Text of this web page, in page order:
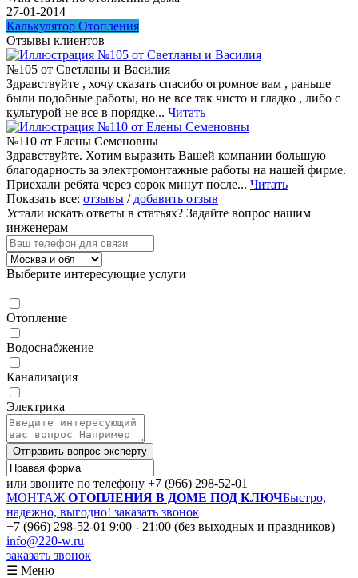
27-01-2014
Калькулятор Отопления
Отзывы клиентов
№105 от Светланы и Василия
Здравствуйте , хочу сказать спасибо огромное вам , раньше
были подобные работы, но не все так чисто и гладко , либо с
культурой не все в порядке... Читать
№110 от Елены Семеновны
Здравствуйте. Хотим выразить Вашей компании большую
благодарность за электромонтажные работы на нашей фирме.
Приехали ребята через сорок минут после... Читать
Показать все: отзывы / добавить отзыв
Устали искать ответы в статьях? Задайте вопрос нашим
инженерам
Выберите интересующие услуги
Отопление
Водоснабжение
Канализация
Электрика
Отправить вопрос эксперту
или звоните по телефону +7 (966) 298-52-01
МОНТАЖ ОТОПЛЕНИЯ В ДОМЕ ПОД КЛЮЧБыстро,
надежно, выгодно! заказать звонок
+7 (966) 298-52-01 9:00 - 21:00 (без выходных и праздников)
info@220-w.ru
заказать звонок
☰ Меню